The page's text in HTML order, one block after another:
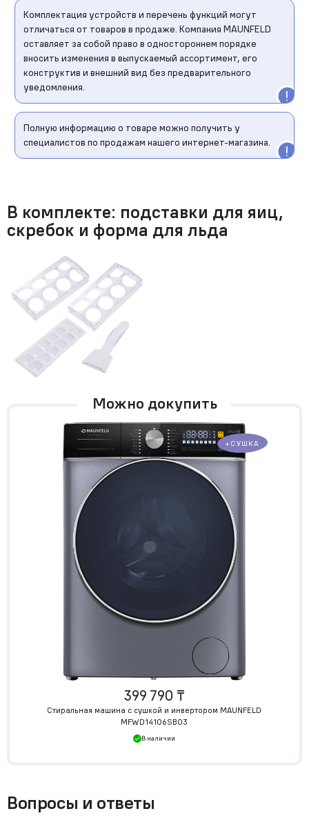
Комплектация устройств и перечень функций могут
отличаться от товаров в продаже. Компания MAUNFELD
оставляет за собой право в одностороннем порядке
вносить изменения в выпускаемый ассортимент, его
конструктив и внешний вид без предварительного
уведомления.
Полную информацию о товаре можно получить у
специалистов по продажам нашего интернет-магазина.
В комплекте: подставки для яиц,
скребок и форма для льда
Вопросы и ответы
Можно докупить
+СУШКА
399 790 ₸
Стиральная машина c сушкой и инвертором MAUNFELD
MFWD14106SB03
В наличии